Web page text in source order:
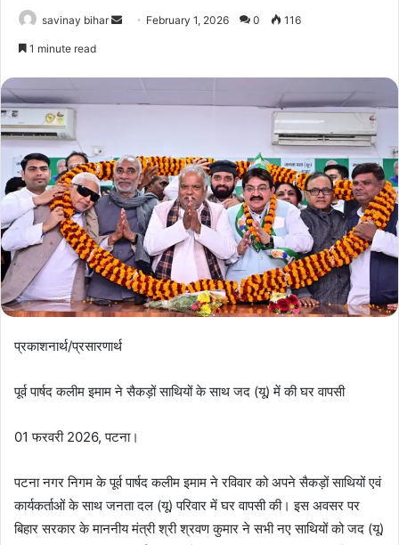
savinay bihar
SendFebruary 1, 2026 0 116
1 minute read
प्रकाशनार्थ/प्रसारणार्थ
पूर्व पार्षद कलीम इमाम ने सैकड़ों साथियों के साथ जद (यू) में की घर वापसी
01 फरवरी 2026, पटना।
पटना नगर निगम के पूर्व पार्षद कलीम इमाम ने रविवार को अपने सैकड़ों साथियों एवं
कार्यकर्ताओं के साथ जनता दल (यू) परिवार में घर वापसी की। इस अवसर पर
बिहार सरकार के माननीय मंत्री श्री श्रवण कुमार ने सभी नए साथियों को जद (यू)